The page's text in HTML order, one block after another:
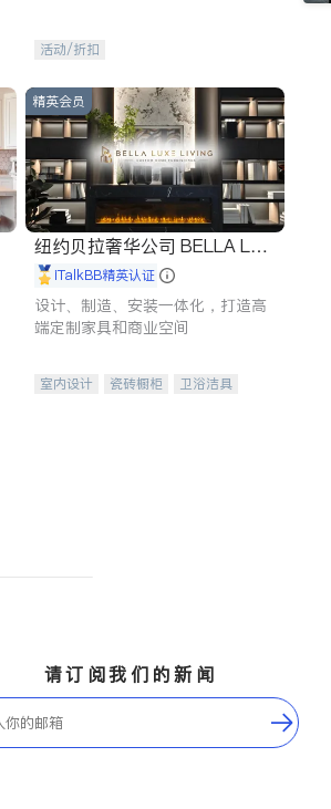
活动/折扣
精英会员
纽约贝拉奢华公司 BELLA LUX
E iTalkBB精英认证
设计、制造、安装一体化，打造高
端定制家具和商业空间
室内设计 瓷砖橱柜
卫浴洁具
请订阅我们的新闻